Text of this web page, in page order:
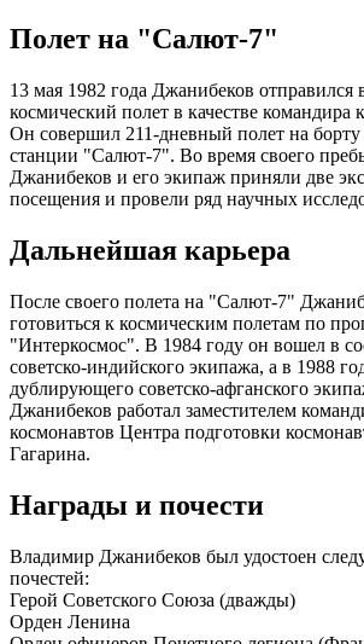
Полет на "Салют-7"
13 мая 1982 года Джанибеков отправился
космический полет в качестве
Он совершил 211-дневный полет на борту
станции "Салют-7". Во время своего
Джанибеков и его экипаж приняли две
посещения и провели ряд научных
Дальнейшая карьера
После своего полета на "Салют-7"
готовиться к космическим полетам по
"Интеркосмос". В 1984 году он вошел в
советско-индийского экипажа, а в 1988
дублирующего советско-афганского
Джанибеков работал заместителем
космонавтов Центра подготовки
Гагарина.
Награды и почести
Владимир Джанибеков был удостоен
почестей:
Герой Советского Союза (дважды)
Орден Ленина